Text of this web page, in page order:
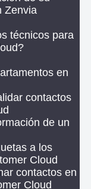
Zenvia
técnicos para
en
contactos
de un
a los
Cloud
contactos en
Cloud